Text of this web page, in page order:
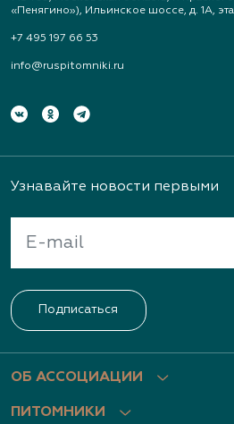
«Пенягино»), Ильинское шоссе, д. 1А,
+7 495 197 66 53
info@ruspitomniki.ru
ОБ АССОЦИАЦИИ
ПИТОМНИКИ
Узнавайте новости первыми
Подписаться